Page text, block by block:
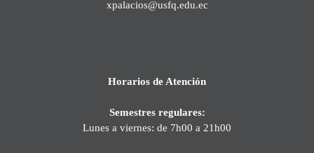
xpalacios@usfq.edu.ec
Horarios de Atención
Semestres regulares:
Lunes a viernes: de 7h00 a 21h00